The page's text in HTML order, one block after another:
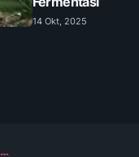
14 Okt, 2025